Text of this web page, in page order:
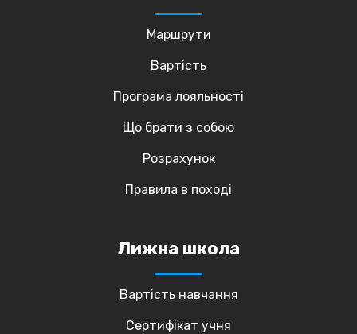
Маршрути
Вартість
Програма лояльності
Що брати з собою
Розрахунок
Правила в поході
Лижна школа
Вартість навчання
Сертифікат учня